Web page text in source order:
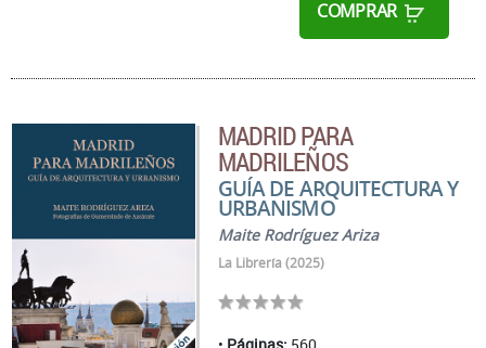
COMPRAR
MADRID PARA
MADRILEÑOS
GUÍA DE ARQUITECTURA Y
URBANISMO
Maite Rodríguez Ariza
La Librería (2025)
Páginas: 560